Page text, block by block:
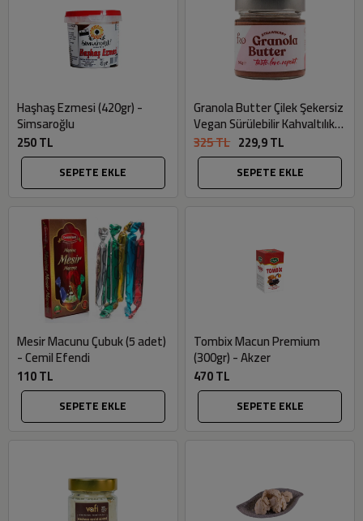
Haşhaş Ezmesi (420gr) -
Simsaroğlu
250 TL
SEPETE EKLE
Granola Butter Çilek Şekersiz
Vegan Sürülebilir Kahvaltılık
(Glutensiz, 240gr) - Fro
325 TL 229,9 TL
SEPETE EKLE
Mesir Macunu Çubuk (5 adet)
- Cemil Efendi
110 TL
SEPETE EKLE
Tombix Macun Premium
(300gr) - Akzer
470 TL
SEPETE EKLE